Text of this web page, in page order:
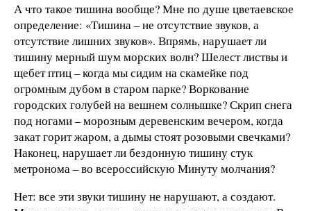
А что такое тишина вообще? Мне по душе цветаевское
определение: «Тишина – не отсутствие звуков, а
отсутствие лишних звуков». Впрямь, нарушает ли
тишину мерный шум морских волн? Шелест листвы и
щебет птиц – когда мы сидим на скамейке под
огромным дубом в старом парке? Воркование
городских голубей на вешнем солнышке? Скрип снега
под ногами – морозным деревенским вечером, когда
закат горит жаром, а дымы стоят розовыми свечками?
Наконец, нарушает ли бездонную тишину стук
метронома – во всероссийскую Минуту молчания?
Нет: все эти звуки тишину не нарушают, а создают.